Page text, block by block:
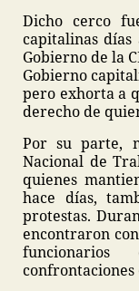
Dicho cerco
capitalinas
Gobierno de la
Gobierno
pero exhorta a
derecho de
Por su parte,
Nacional de
quienes
hace días,
protestas.
encontraron